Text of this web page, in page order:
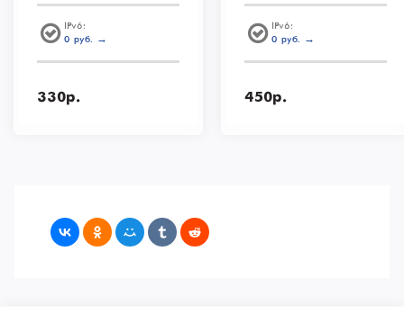
IPv6:
0 руб. →
330р.
IPv6:
0 руб. →
450р.